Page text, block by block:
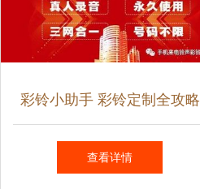
彩铃小助手 彩铃定制全攻略
与广告代理服务指南
查看详情